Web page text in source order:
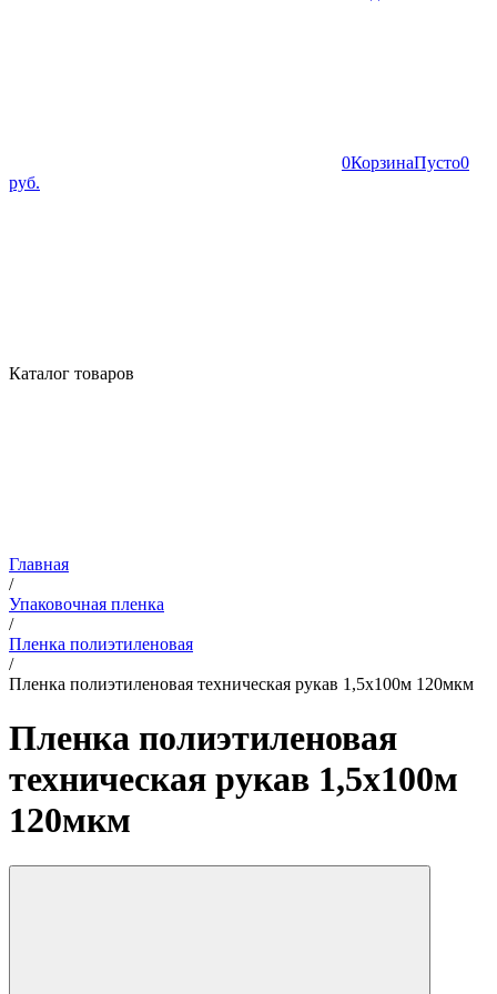
0КорзинаПусто0
руб.
Каталог товаров
Главная
/
Упаковочная пленка
/
Пленка полиэтиленовая
/
Пленка полиэтиленовая техническая рукав 1,5x100м 120мкм
Пленка полиэтиленовая
техническая рукав 1,5x100м
120мкм